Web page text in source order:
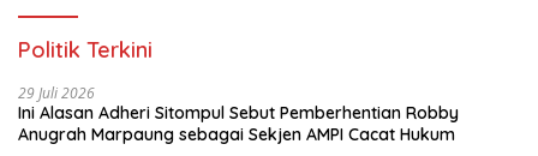
Politik Terkini
29 Juli 2026
Ini Alasan Adheri Sitompul Sebut Pemberhentian Robby
Anugrah Marpaung sebagai Sekjen AMPI Cacat Hukum